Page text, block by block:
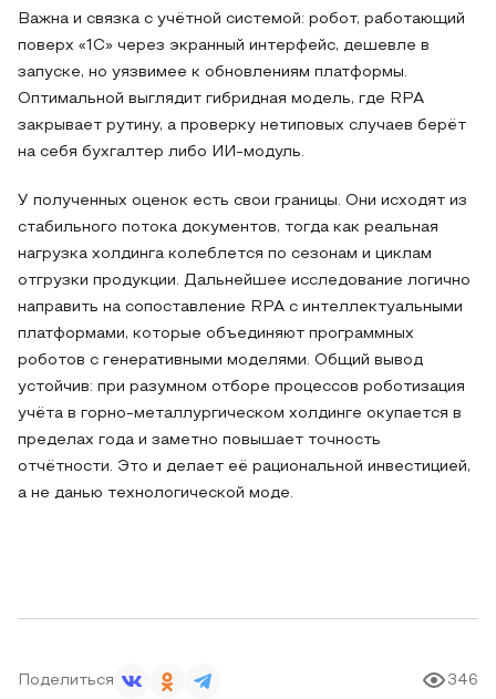
Важна и связка с учётной системой: робот, работающий
поверх «1С» через экранный интерфейс, дешевле в
запуске, но уязвимее к обновлениям платформы.
Оптимальной выглядит гибридная модель, где RPA
закрывает рутину, а проверку нетиповых случаев берёт
на себя бухгалтер либо ИИ-модуль.
У полученных оценок есть свои границы. Они исходят из
стабильного потока документов, тогда как реальная
нагрузка холдинга колеблется по сезонам и циклам
отгрузки продукции. Дальнейшее исследование логично
направить на сопоставление RPA с интеллектуальными
платформами, которые объединяют программных
роботов с генеративными моделями. Общий вывод
устойчив: при разумном отборе процессов роботизация
учёта в горно-металлургическом холдинге окупается в
пределах года и заметно повышает точность
отчётности. Это и делает её рациональной инвестицией,
а не данью технологической моде.
Поделиться 346